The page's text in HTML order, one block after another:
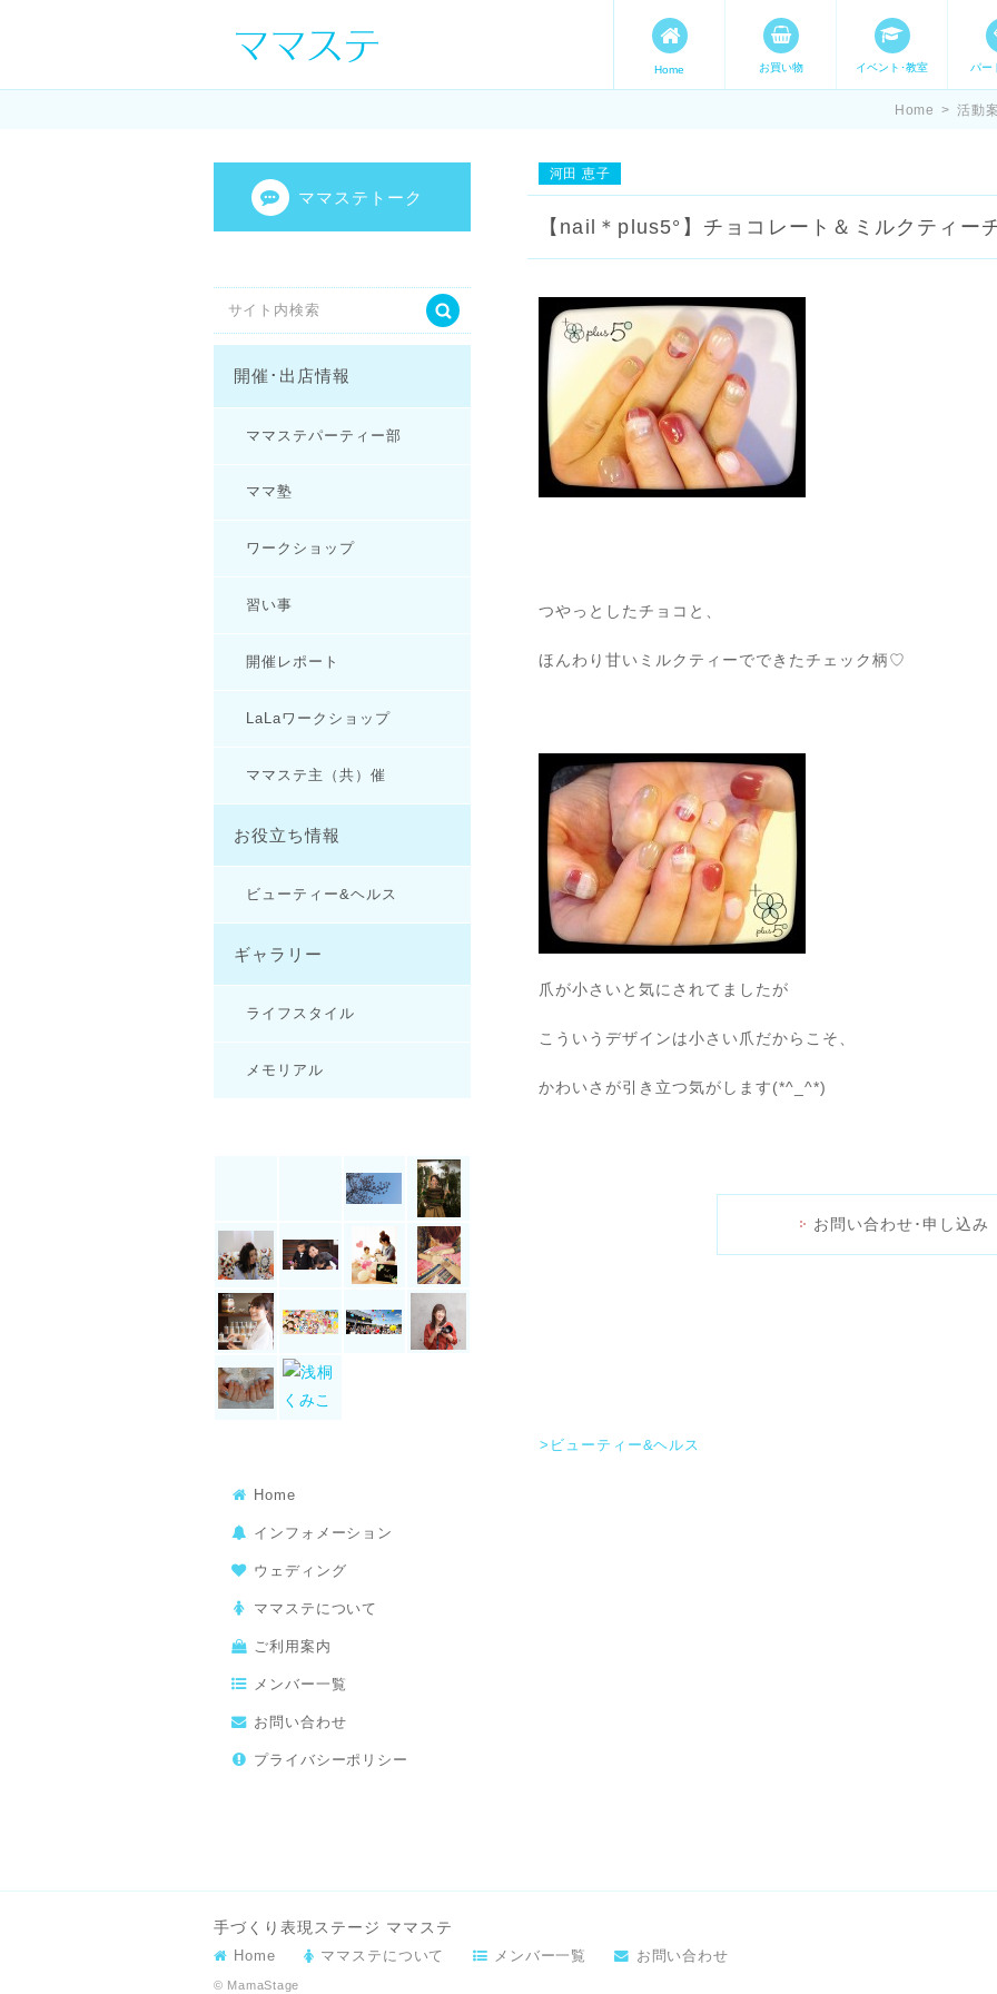
ママの才能発信します。 手づくり表現ステージ
Home お買い物 イベント･教室 パー
Home > 活動
河田 恵子
【nail＊plus5°】チョコレート＆ミルクティー
つやっとしたチョコと、
ほんわり甘いミルクティーでできたチェック柄♡
爪が小さいと気にされてましたが
こういうデザインは小さい爪だからこそ、
かわいさが引き立つ気がします(*^_^*)
お問い合わせ･申し込み
>ビューティー&ヘルス
ママステトーク
開催･出店情報
ママステパーティー部
ママ塾
ワークショップ
習い事
開催レポート
LaLaワークショップ
ママステ主（共）催
お役立ち情報
ビューティー&ヘルス
ギャラリー
ライフスタイル
メモリアル
Home
インフォメーション
ウェディング
ママステについて
ご利用案内
メンバー一覧
お問い合わせ
プライバシーポリシー
手づくり表現ステージ ママステ
Home ママステについて メンバー一覧 お問い合わせ
© MamaStage